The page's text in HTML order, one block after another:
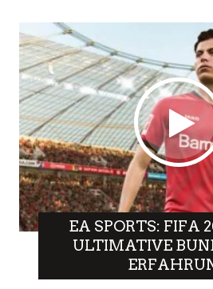
EA SPORTS: FIFA
ULTIMATIVE